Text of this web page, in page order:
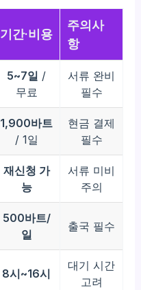
기간·비용
주의사
항
5~7일 /
무료
서류 완비
필수
1,900바트
/ 1일
현금 결제
필수
재신청 가
능
서류 미비
주의
500바트/
일
출국 필수
8시~16시
대기 시간
고려